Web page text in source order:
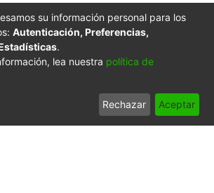
su información personal para los
Autenticación, Preferencias,
.
lea nuestra política de
Rechazar Aceptar